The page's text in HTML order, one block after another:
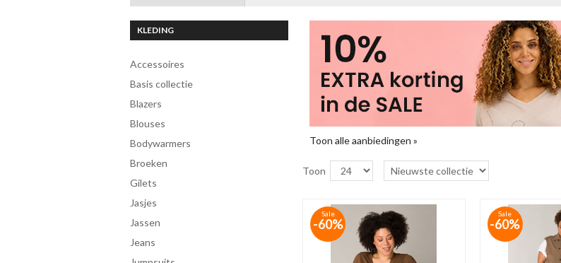
KLEDING
accessoires
Basis collectie
blazers
blouses
bodywarmers
broeken
gilets
jasjes
jassen
jeans
Toon alle aanbiedingen »
Toon
Sale
-60%
Sale
-60%